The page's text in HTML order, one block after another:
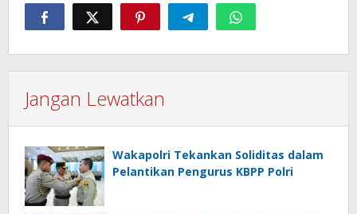
Jangan Lewatkan
Wakapolri Tekankan Soliditas dalam
Pelantikan Pengurus KBPP Polri